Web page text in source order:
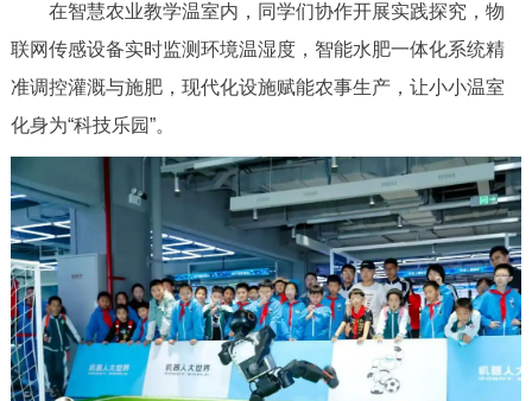
在智慧农业教学温室内，同学们协作开展实践探究，物
联网传感设备实时监测环境温湿度，智能水肥一体化系统精
准调控灌溉与施肥，现代化设施赋能农事生产，让小小温室
化身为“科技乐园”。